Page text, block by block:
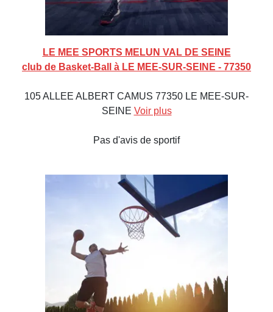
LE MEE SPORTS MELUN VAL DE SEINE
club de Basket-Ball à LE MEE-SUR-SEINE - 77350
105 ALLEE ALBERT CAMUS 77350 LE MEE-SUR-
SEINE Voir plus
Pas d'avis de sportif